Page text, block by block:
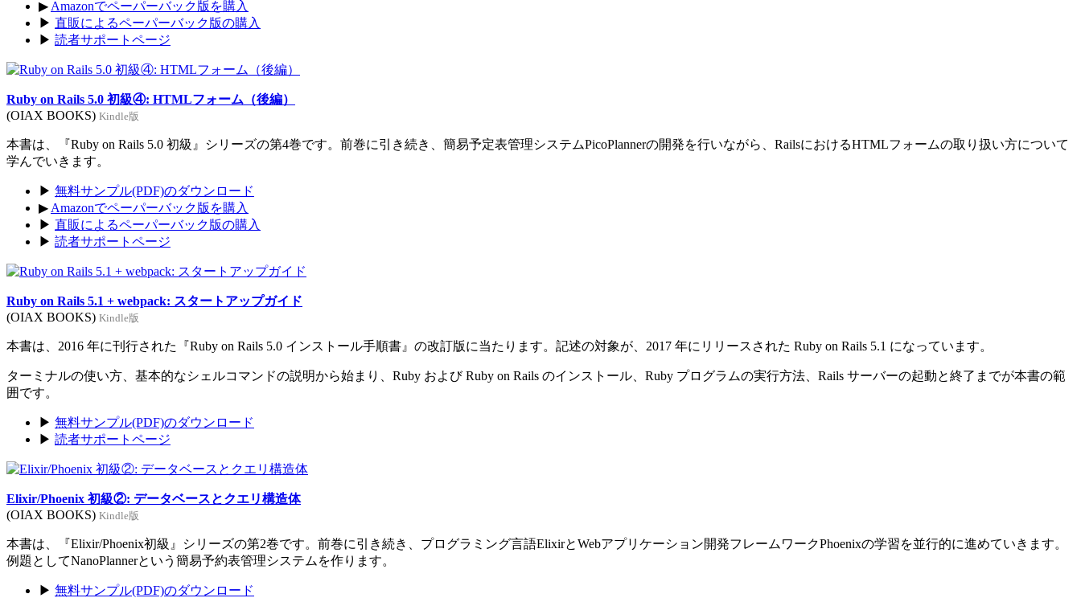
▶ Amazonでペーパーバック版を購入
▶ 直販によるペーパーバック版の購入
▶ 読者サポートページ
Ruby on Rails 5.0 初級④: HTMLフォーム（後編）
(OIAX BOOKS) Kindle版
本書は、『Ruby on Rails 5.0 初級』シリーズの第4巻です。前巻に引き続き、簡易予定表管理システムPicoPlannerの開発を行いながら、RailsにおけるHTMLフォームの取り扱い方について
学んでいきます。
▶ 無料サンプル(PDF)のダウンロード
▶ Amazonでペーパーバック版を購入
▶ 直販によるペーパーバック版の購入
▶ 読者サポートページ
Ruby on Rails 5.1 + webpack: スタートアップガイド
(OIAX BOOKS) Kindle版
本書は、2016 年に刊行された『Ruby on Rails 5.0 インストール手順書』の改訂版に当たります。記述の対象が、2017 年にリリースされた Ruby on Rails 5.1 になっています。
ターミナルの使い方、基本的なシェルコマンドの説明から始まり、Ruby および Ruby on Rails のインストール、Ruby プログラムの実行方法、Rails サーバーの起動と終了までが本書の範
囲です。
▶ 無料サンプル(PDF)のダウンロード
▶ 読者サポートページ
Elixir/Phoenix 初級②: データベースとクエリ構造体
(OIAX BOOKS) Kindle版
本書は、『Elixir/Phoenix初級』シリーズの第2巻です。前巻に引き続き、プログラミング言語ElixirとWebアプリケーション開発フレームワークPhoenixの学習を並行的に進めていきます。
例題としてNanoPlannerという簡易予約表管理システムを作ります。
▶ 無料サンプル(PDF)のダウンロード